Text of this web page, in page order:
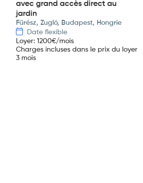
avec grand accès direct au
jardin
Fűrész, Zugló, Budapest, Hongrie
Date flexible
Loyer: 1200€/mois
Charges incluses dans le prix du loyer
3 mois